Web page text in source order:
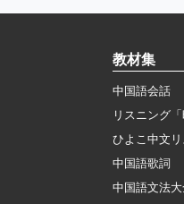
教材集
中国語会話
リスニング「
ひよこ中文
中国語歌詞
中国語文法